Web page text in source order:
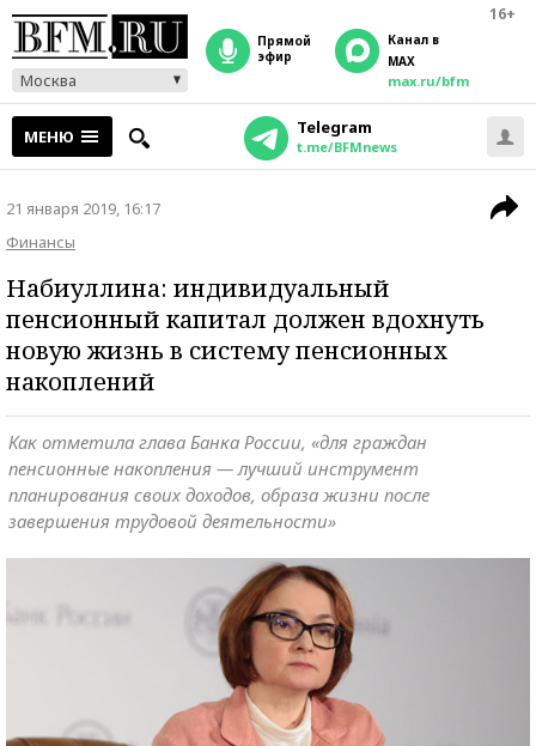
16+
Москва
прямой
эфир
Канал в
MAX
max.ru/bfm
МЕНЮ Telegram
t.me/BFMnews
21 января 2019, 16:17
Финансы
Набиуллина: индивидуальный
пенсионный капитал должен вдохнуть
новую жизнь в систему пенсионных
накоплений
Как отметила глава Банка России, «для граждан
пенсионные накопления — лучший инструмент
планирования своих доходов, образа жизни после
завершения трудовой деятельности»